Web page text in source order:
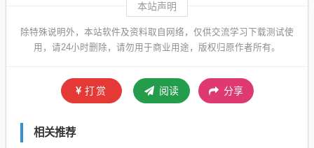
本站声明
除特殊说明外，本站软件及资料取自网络，仅供交流学习下载测试使
用，请24小时删除，请勿用于商业用途，版权归原作者所有。
打赏 阅读 分享
相关推荐